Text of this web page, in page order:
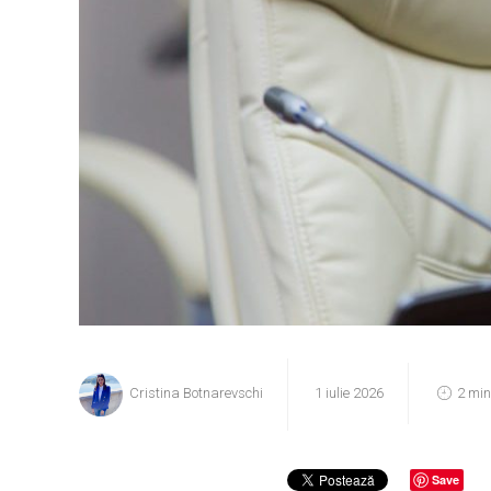
Cristina Botnarevschi 1 iulie 2026 2
Save